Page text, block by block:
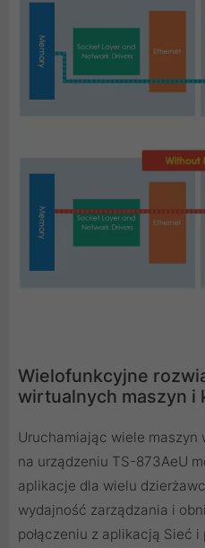
Wielofunkcyjne
wirtualnych maszyn i
Uruchamiając wiele
na urządzeniu TS-873AeU
aplikacje dla wielu
wydajność zarządzania i
połączeniu z aplikacją Sieć i